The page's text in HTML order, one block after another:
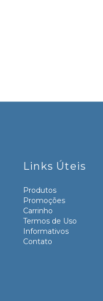
Links Úteis
Produtos
Promoções
Carrinho
Termos de Uso
Informativos
Contato